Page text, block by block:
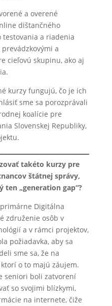
a overené
dištančného
testovania a riadenia
a
cieľovú skupinu, ako aj
kurzy fungujú, čo je ich
sme sa porozprávali
koalície pre
Slovenskej Republiky,
takéto kurzy pre
štátnej správy,
„generation gap“?
primárne Digitálna
združenie osôb v
a v rámci projektov,
požiadavka, aby sa
sme sa, že na
o to majú záujem.
seniori boli zatvorení
so svojimi blízkymi,
na internete, čiže